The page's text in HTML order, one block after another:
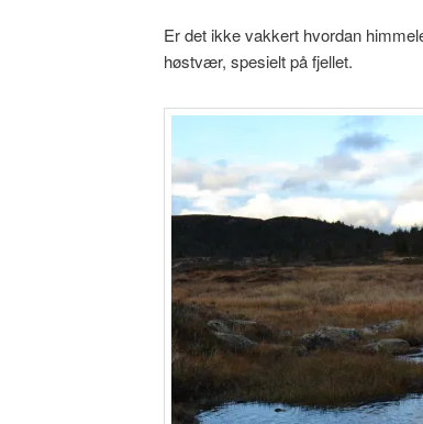
Er det ikke vakkert hvordan
høstvær, spesielt på fjellet.